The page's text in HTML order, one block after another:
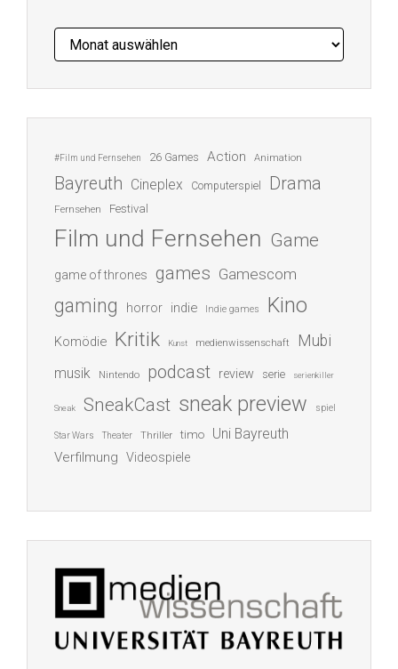
Archiv
#Film und Fernsehen 26 Games Action Animation
Bayreuth Cineplex Computerspiel Drama
Fernsehen Festival
Film und Fernsehen Game
game of thrones games Gamescom
gaming horror indie Indie games Kino
Komödie Kritik Kunst medienwissenschaft Mubi
musik Nintendo podcast review serie serienkiller
Sneak SneakCast sneak preview spiel
Star Wars Theater Thriller timo Uni Bayreuth
Verfilmung Videospiele